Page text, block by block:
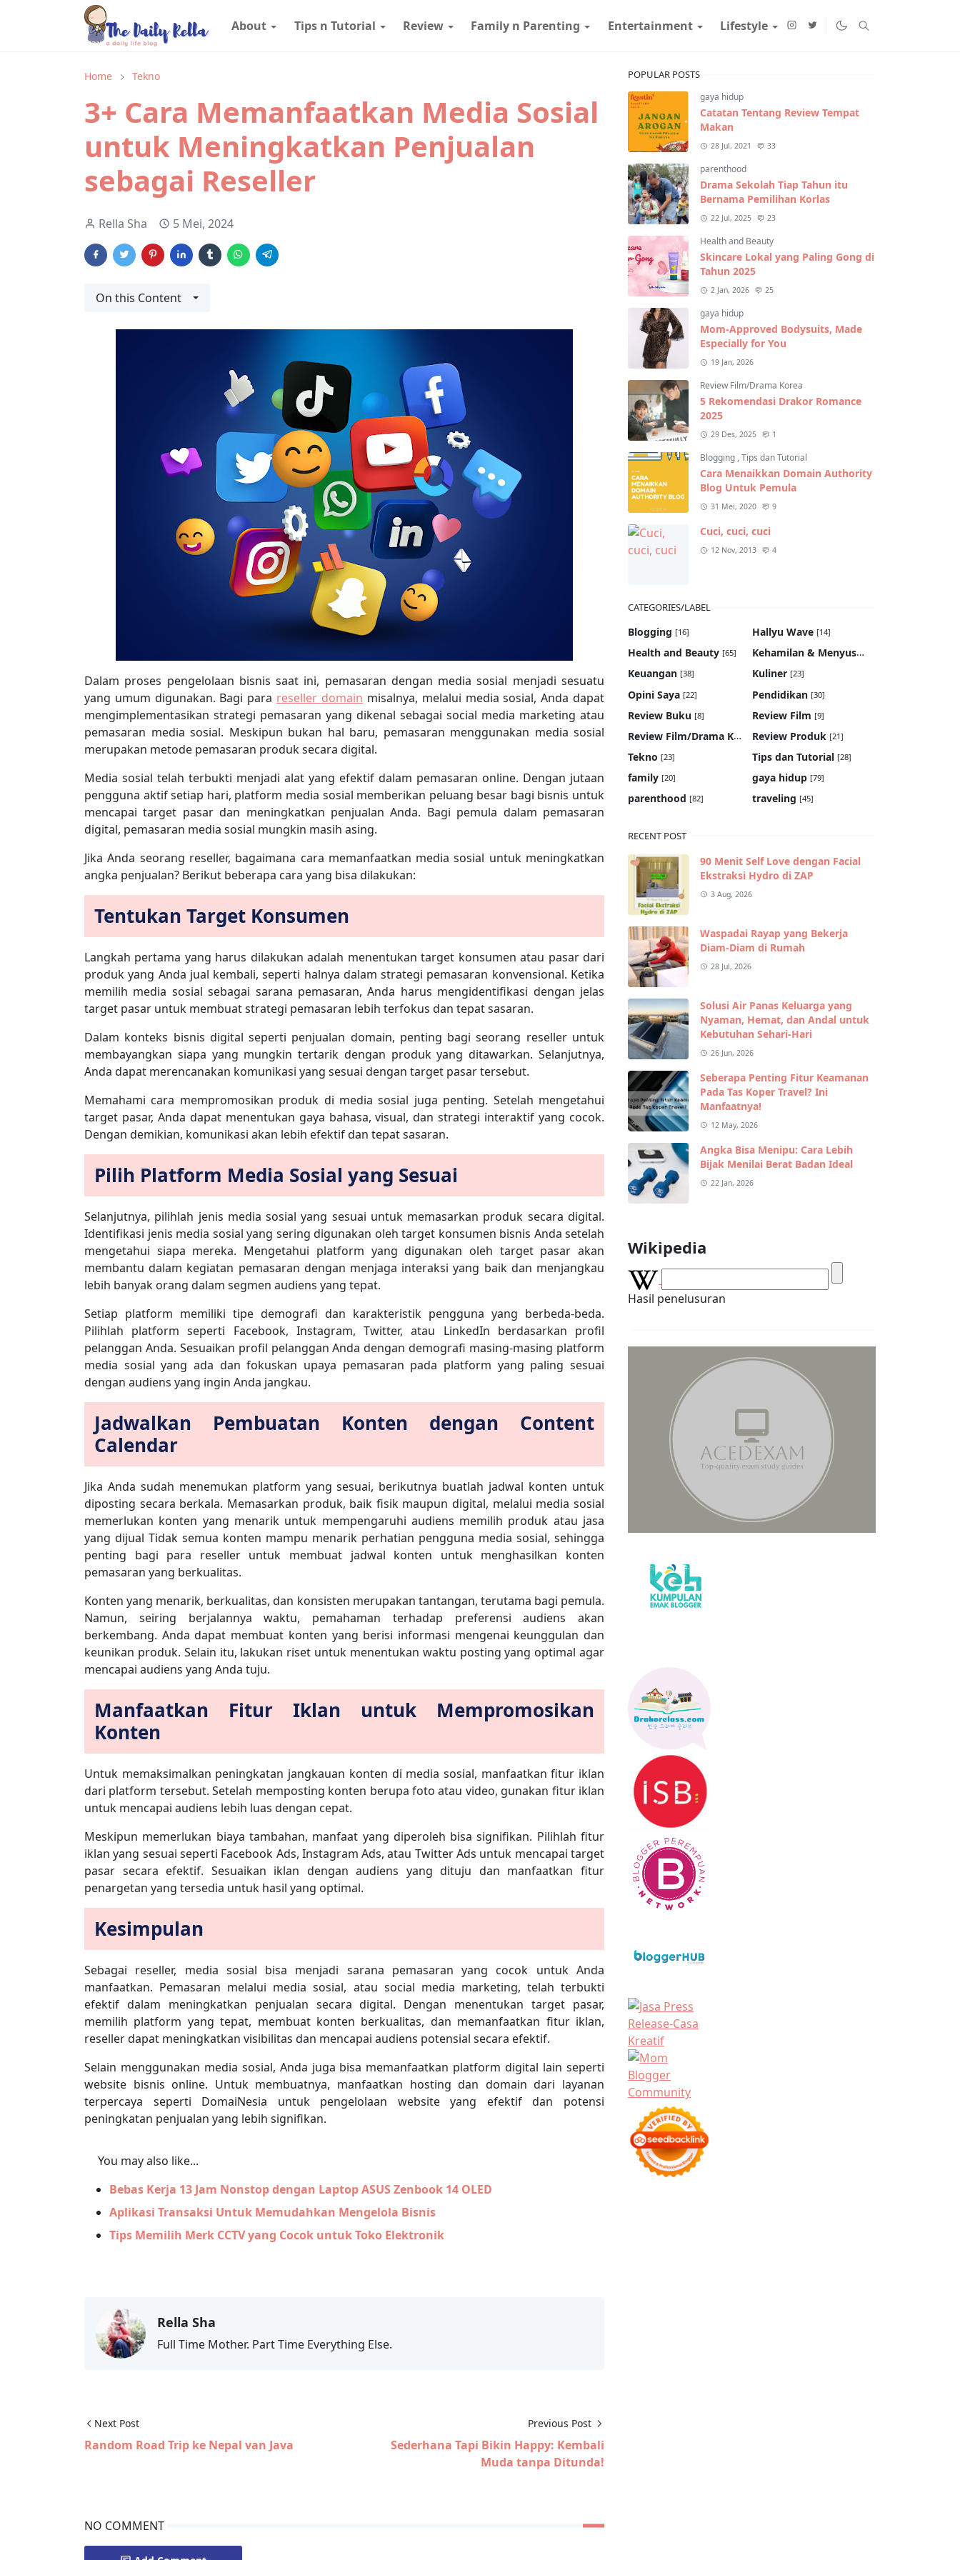
About Tips n Tutorial Review Family n Parenting Entertainment Lifestyle
Home Tekno
3+ Cara Memanfaatkan Media Sosial
untuk Meningkatkan Penjualan
sebagai Reseller
Rella Sha 5 Mei, 2024
On this Content
Dalam proses pengelolaan bisnis saat ini, pemasaran dengan media sosial menjadi sesuatu
yang umum digunakan. Bagi para reseller domain misalnya, melalui media sosial, Anda dapat
mengimplementasikan strategi pemasaran yang dikenal sebagai social media marketing atau
pemasaran media sosial. Meskipun bukan hal baru, pemasaran menggunakan media sosial
merupakan metode pemasaran produk secara digital.
Media sosial telah terbukti menjadi alat yang efektif dalam pemasaran online. Dengan jutaan
pengguna aktif setiap hari, platform media sosial memberikan peluang besar bagi bisnis untuk
mencapai target pasar dan meningkatkan penjualan Anda. Bagi pemula dalam pemasaran
digital, pemasaran media sosial mungkin masih asing.
Jika Anda seorang reseller, bagaimana cara memanfaatkan media sosial untuk meningkatkan
angka penjualan? Berikut beberapa cara yang bisa dilakukan:
Tentukan Target Konsumen
Langkah pertama yang harus dilakukan adalah menentukan target konsumen atau pasar dari
produk yang Anda jual kembali, seperti halnya dalam strategi pemasaran konvensional. Ketika
memilih media sosial sebagai sarana pemasaran, Anda harus mengidentifikasi dengan jelas
target pasar untuk membuat strategi pemasaran lebih terfokus dan tepat sasaran.
Dalam konteks bisnis digital seperti penjualan domain, penting bagi seorang reseller untuk
membayangkan siapa yang mungkin tertarik dengan produk yang ditawarkan. Selanjutnya,
Anda dapat merencanakan komunikasi yang sesuai dengan target pasar tersebut.
Memahami cara mempromosikan produk di media sosial juga penting. Setelah mengetahui
target pasar, Anda dapat menentukan gaya bahasa, visual, dan strategi interaktif yang cocok.
Dengan demikian, komunikasi akan lebih efektif dan tepat sasaran.
Pilih Platform Media Sosial yang Sesuai
Selanjutnya, pilihlah jenis media sosial yang sesuai untuk memasarkan produk secara digital.
Identifikasi jenis media sosial yang sering digunakan oleh target konsumen bisnis Anda setelah
mengetahui siapa mereka. Mengetahui platform yang digunakan oleh target pasar akan
membantu dalam kegiatan pemasaran dengan menjaga interaksi yang baik dan menjangkau
lebih banyak orang dalam segmen audiens yang tepat.
Setiap platform memiliki tipe demografi dan karakteristik pengguna yang berbeda-beda.
Pilihlah platform seperti Facebook, Instagram, Twitter, atau LinkedIn berdasarkan profil
pelanggan Anda. Sesuaikan profil pelanggan Anda dengan demografi masing-masing platform
media sosial yang ada dan fokuskan upaya pemasaran pada platform yang paling sesuai
dengan audiens yang ingin Anda jangkau.
Jadwalkan Pembuatan Konten dengan Content
Calendar
Jika Anda sudah menemukan platform yang sesuai, berikutnya buatlah jadwal konten untuk
diposting secara berkala. Memasarkan produk, baik fisik maupun digital, melalui media sosial
memerlukan konten yang menarik untuk mempengaruhi audiens memilih produk atau jasa
yang dijual Tidak semua konten mampu menarik perhatian pengguna media sosial, sehingga
penting bagi para reseller untuk membuat jadwal konten untuk menghasilkan konten
pemasaran yang berkualitas.
Konten yang menarik, berkualitas, dan konsisten merupakan tantangan, terutama bagi pemula.
Namun, seiring berjalannya waktu, pemahaman terhadap preferensi audiens akan
berkembang. Anda dapat membuat konten yang berisi informasi mengenai keunggulan dan
keunikan produk. Selain itu, lakukan riset untuk menentukan waktu posting yang optimal agar
mencapai audiens yang Anda tuju.
Manfaatkan Fitur Iklan untuk Mempromosikan
Konten
Untuk memaksimalkan peningkatan jangkauan konten di media sosial, manfaatkan fitur iklan
dari platform tersebut. Setelah memposting konten berupa foto atau video, gunakan fitur iklan
untuk mencapai audiens lebih luas dengan cepat.
Meskipun memerlukan biaya tambahan, manfaat yang diperoleh bisa signifikan. Pilihlah fitur
iklan yang sesuai seperti Facebook Ads, Instagram Ads, atau Twitter Ads untuk mencapai target
pasar secara efektif. Sesuaikan iklan dengan audiens yang dituju dan manfaatkan fitur
penargetan yang tersedia untuk hasil yang optimal.
Kesimpulan
Sebagai reseller, media sosial bisa menjadi sarana pemasaran yang cocok untuk Anda
manfaatkan. Pemasaran melalui media sosial, atau social media marketing, telah terbukti
efektif dalam meningkatkan penjualan secara digital. Dengan menentukan target pasar,
memilih platform yang tepat, membuat konten berkualitas, dan memanfaatkan fitur iklan,
reseller dapat meningkatkan visibilitas dan mencapai audiens potensial secara efektif.
Selain menggunakan media sosial, Anda juga bisa memanfaatkan platform digital lain seperti
website bisnis online. Untuk membuatnya, manfaatkan hosting dan domain dari layanan
terpercaya seperti DomaiNesia untuk pengelolaan website yang efektif dan potensi
peningkatan penjualan yang lebih signifikan.
You may also like...
Bebas Kerja 13 Jam Nonstop dengan Laptop ASUS Zenbook 14 OLED
Aplikasi Transaksi Untuk Memudahkan Mengelola Bisnis
Tips Memilih Merk CCTV yang Cocok untuk Toko Elektronik
Rella Sha
Full Time Mother. Part Time Everything Else.
Next Post
Random Road Trip ke Nepal van Java
Previous Post
Sederhana Tapi Bikin Happy: Kembali
Muda tanpa Ditunda!
NO COMMENT
POPULAR POSTS
gaya hidup
Catatan Tentang Review Tempat
Makan
28 Jul, 2021 33
parenthood
Drama Sekolah Tiap Tahun itu
Bernama Pemilihan Korlas
22 Jul, 2025 23
Health and Beauty
Skincare Lokal yang Paling Gong di
Tahun 2025
2 Jan, 2026 25
gaya hidup
Mom-Approved Bodysuits, Made
Especially for You
19 Jan, 2026
Review Film/Drama Korea
5 Rekomendasi Drakor Romance
2025
29 Des, 2025 1
Blogging ,Tips dan Tutorial
Cara Menaikkan Domain Authority
Blog Untuk Pemula
31 Mei, 2020 9
Cuci, cuci, cuci
12 Nov, 2013 4
CATEGORIES/LABEL
Blogging [16] Hallyu Wave [14]
Health and Beauty [65] Kehamilan & Menyusui
Keuangan [38] Kuliner [23]
Opini Saya [22] Pendidikan [30]
Review Buku [8] Review Film [9]
Review Film/Drama Korea [22]
Review Produk [21]
Tekno [23] Tips dan Tutorial [28]
family [20] gaya hidup [79]
parenthood [82] traveling [45]
RECENT POST
90 Menit Self Love dengan Facial
Ekstraksi Hydro di ZAP
3 Aug, 2026
Waspadai Rayap yang Bekerja
Diam-Diam di Rumah
28 Jul, 2026
Solusi Air Panas Keluarga yang
Nyaman, Hemat, dan Andal untuk
Kebutuhan Sehari-Hari
26 Jun, 2026
Seberapa Penting Fitur Keamanan
Pada Tas Koper Travel? Ini
Manfaatnya!
12 May, 2026
Angka Bisa Menipu: Cara Lebih
Bijak Menilai Berat Badan Ideal
22 Jan, 2026
Wikipedia
Hasil penelusuran